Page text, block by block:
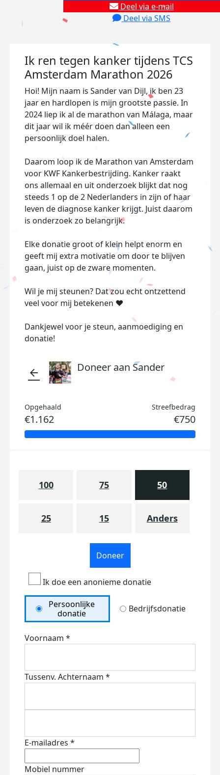
Deel via e-mail
Deel via SMS
Ik ren tegen kanker tijdens TCS
Amsterdam Marathon 2026
Hoi! Mijn naam is Sander van Dijl, ik ben 23
jaar en hardlopen is mijn grootste passie. In
2024 liep ik al de marathon van Málaga, maar
dit jaar wil ik méér doen dan alleen een
persoonlijk doel halen.
Daarom loop ik de Marathon van Amsterdam
voor KWF Kankerbestrijding. Kanker raakt
ons allemaal en uit onderzoek blijkt dat nog
steeds 1 op de 2 Nederlanders in zijn of haar
leven de diagnose kanker krijgt. Juist daarom
is onderzoek zo belangrijk.
Elke donatie groot of klein helpt enorm en
geeft mij extra motivatie om door te blijven
gaan, juist op de zware momenten.
Wil je mij steunen? Dat zou echt ontzettend
veel voor mij betekenen ❤️
Dankjewel voor je steun, aanmoediging en
donatie!
arrow_back Doneer aan Sander
Opgehaald
€1.162
Streefbedrag
€750
100 75 50
25 15 Anders
Doneer
Ik doe een anonieme donatie
Persoonlijke
donatie
Bedrijfsdonatie
Voornaam *
Tussenv. Achternaam *
E-mailadres *
Mobiel nummer